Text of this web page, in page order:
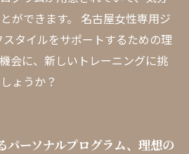
ができます。 名古屋女性専用ジ
タイルをサポートするための理
会に、新しいトレーニングに挑
ょうか？
パーソナルプログラム、理想の